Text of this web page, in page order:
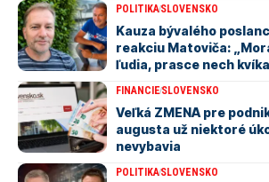
POLITIKASLOVENSKO
Kauza bývalého
reakciu Matoviča:
ľudia, prasce nech
FINANCIESLOVENSKO
Veľká ZMENA pre
augusta už niektoré
nevybavia
POLITIKASLOVENSKO